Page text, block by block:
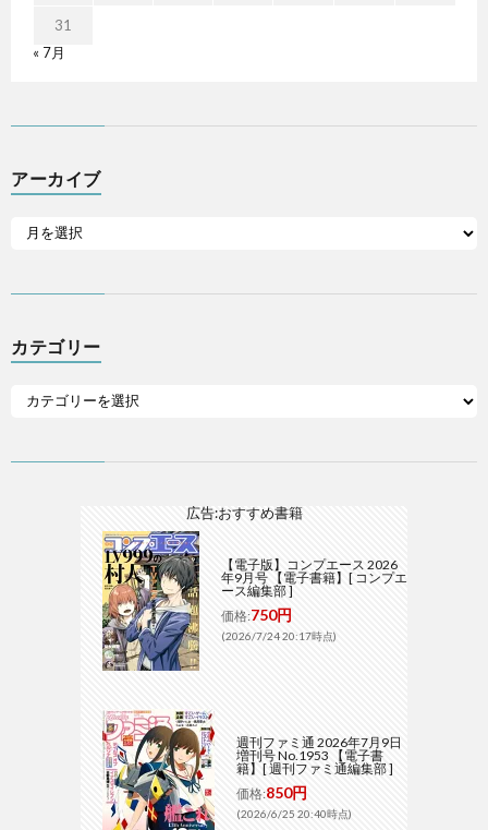
31
« 7月
アーカイブ
カテゴリー
広告:おすすめ書籍
【電子版】コンプエース 2026
年9月号 【電子書籍】[ コンプエ
ース編集部 ]
価格:750円
(2026/7/24 20:17時点)
週刊ファミ通 2026年7月9日
増刊号 No.1953 【電子書
籍】[ 週刊ファミ通編集部 ]
価格:850円
(2026/6/25 20:40時点)